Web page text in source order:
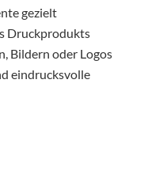
gezielt
Druckprodukts
Bildern oder Logos
eindrucksvolle